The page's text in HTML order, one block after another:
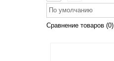
По умолчанию
Сравнение товаров (0)